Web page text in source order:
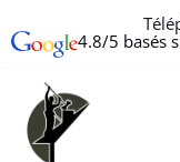
4.8/5 basés